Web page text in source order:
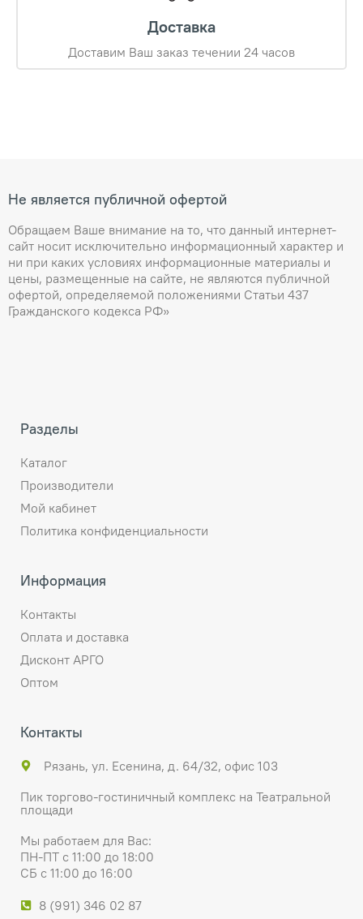
Доставка
Доставим Ваш заказ течении 24 часов
Не является публичной офертой
Обращаем Ваше внимание на то, что данный интернет-
сайт носит исключительно информационный характер и
ни при каких условиях информационные материалы и
цены, размещенные на сайте, не являются публичной
офертой, определяемой положениями Статьи 437
Гражданского кодекса РФ»
Разделы
Каталог
Производители
Мой кабинет
Политика конфиденциальности
Информация
Контакты
Оплата и доставка
Дисконт АРГО
Оптом
Контакты
Рязань, ул. Есенина, д. 64/32, офис 103
Пик торгово-гостиничный комплекс на Театральной
площади
Мы работаем для Вас:
ПН-ПТ с 11:00 до 18:00
СБ с 11:00 до 16:00
8 (991) 346 02 87